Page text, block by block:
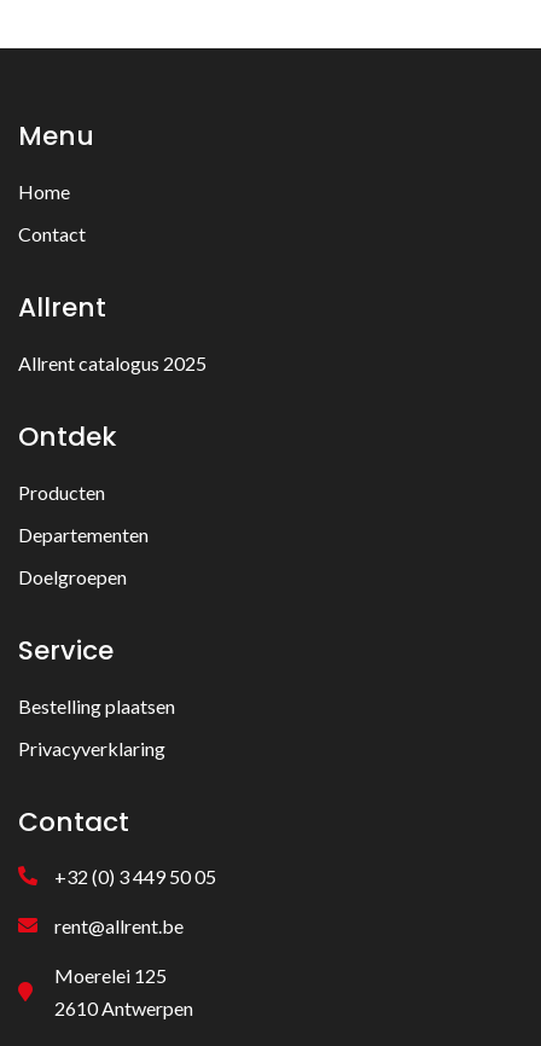
Menu
Home
Contact
Allrent
Allrent catalogus 2025
Ontdek
Producten
Departementen
Doelgroepen
Service
Bestelling plaatsen
Privacyverklaring
Contact
+32 (0) 3 449 50 05
rent@allrent.be
Moerelei 125
2610 Antwerpen